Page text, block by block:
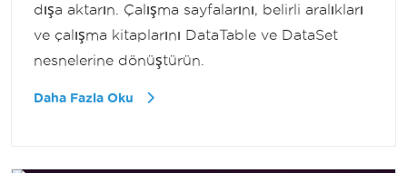
dışa aktarın. Çalışma sayfalarını, belirli aralıkları
ve çalışma kitaplarını DataTable ve DataSet
nesnelerine dönüştürün.
Daha Fazla Oku